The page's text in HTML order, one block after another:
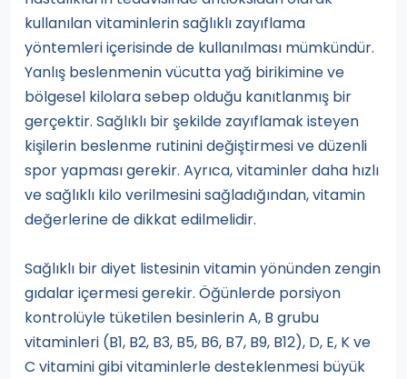
kullanılan vitaminlerin sağlıklı zayıflama
yöntemleri içerisinde de kullanılması mümkündür.
Yanlış beslenmenin vücutta yağ birikimine ve
bölgesel kilolara sebep olduğu kanıtlanmış bir
gerçektir. Sağlıklı bir şekilde zayıflamak isteyen
kişilerin beslenme rutinini değiştirmesi ve düzenli
spor yapması gerekir. Ayrıca, vitaminler daha hızlı
ve sağlıklı kilo verilmesini sağladığından, vitamin
değerlerine de dikkat edilmelidir.
Sağlıklı bir diyet listesinin vitamin yönünden zengin
gıdalar içermesi gerekir. Öğünlerde porsiyon
kontrolüyle tüketilen besinlerin A, B grubu
vitaminleri (B1, B2, B3, B5, B6, B7, B9, B12), D, E, K ve
C vitamini gibi vitaminlerle desteklenmesi büyük